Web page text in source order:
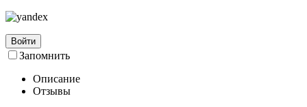
Войти
Запомнить
Описание
Отзывы